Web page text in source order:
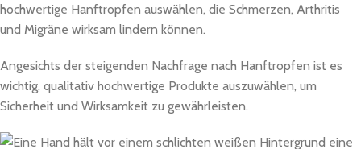
hochwertige Hanftropfen auswählen, die Schmerzen, Arthritis
und Migräne wirksam lindern können.
Angesichts der steigenden Nachfrage nach Hanftropfen ist es
wichtig, qualitativ hochwertige Produkte auszuwählen, um
Sicherheit und Wirksamkeit zu gewährleisten.